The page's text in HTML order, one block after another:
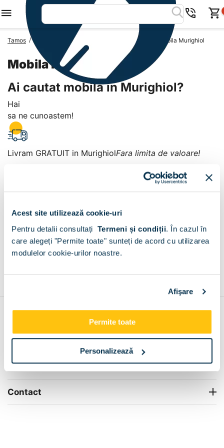
Acest site utilizează cookie-uri
Pentru detalii consultați Termeni și condiții. În cazul în
care alegeți "Permite toate" sunteți de acord cu utilizarea
modulelor cookie-urilor noastre.
Afişare
Permite toate
Personalizează
Tamos / Mobila Romania Mobila Judetul Tulcea Mobila Murighiol
Mobila Murighiol
Ai cautat mobila in Murighiol?
Hai
sa ne cunoastem!
Livram GRATUIT in MurighiolFara limita de valoare!
Murighiol
+
Info Center
Livrare
Contact